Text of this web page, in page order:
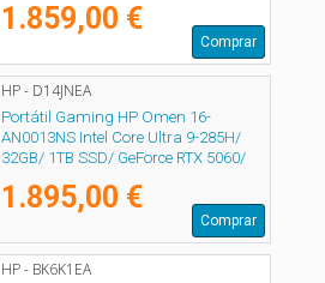
1.859,00 €
Comprar
HP - D14JNEA
Portátil Gaming HP Omen 16-
AN0013NS Intel Core Ultra 9-285H/
32GB/ 1TB SSD/ GeForce RTX 5060/
1.895,00 €
Comprar
HP - BK6K1EA